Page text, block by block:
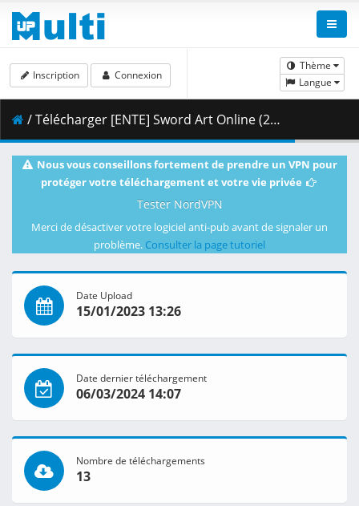
Thème
Langue
Inscription Connexion
/ Télécharger [ENTE] Sword Art Online (2012) S04E20 [AV1] [OPUS] [BD] [1080p] [807394DB].mkv.002 ( 333.57 MB )
Nous vous conseillons fortement de prendre un VPN pour
protéger votre téléchargement et votre vie privée
Tester NordVPN
Merci de désactiver votre logiciel anti-pub avant de signaler un
problème. Consulter la page tutoriel
Date Upload
15/01/2023 13:26
Date dernier téléchargement
06/03/2024 14:07
Nombre de téléchargements
13